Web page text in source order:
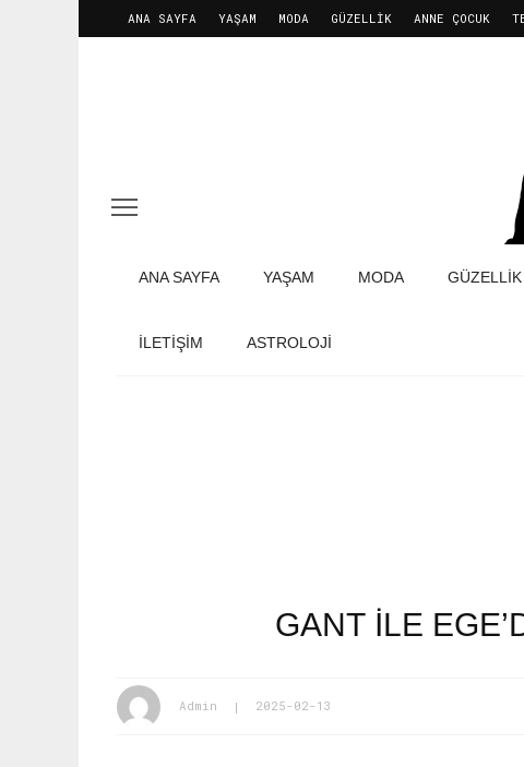
ANA SAYFA YAŞAM MODA GÜZELLIK ANNE ÇOCUK
ANA SAYFA YAŞAM MODA GÜZELLIK
İLETIŞIM ASTROLOJİ
GANT İLE
Admin 2025-02-13